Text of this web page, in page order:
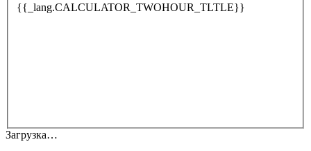
{{_lang.CALCULATOR_TWOHOUR_TLTLE}}
Загрузка…